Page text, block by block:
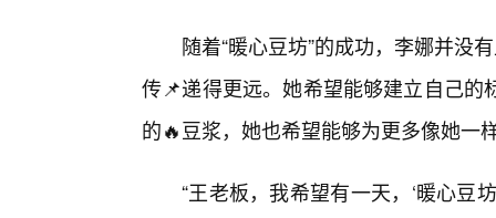
随着“暖心豆坊”的成功，李娜并没
传📌递得更远。她希望能够建立自己
的🔥豆浆，她也希望能够为更多像她一
“王老板，我希望有一天，‘暖心豆